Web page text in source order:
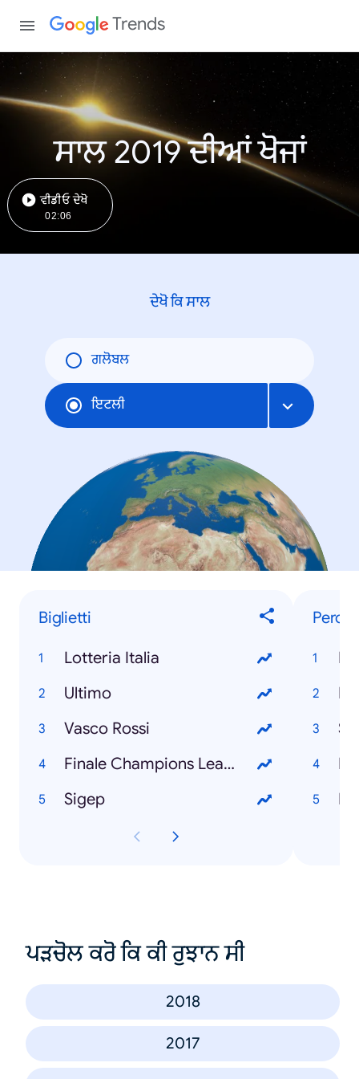
Trends
ਸਾਲ 2019 ਦੀਆਂ ਖੋਜਾਂ
ਵੀਡੀਓ ਦੇਖੋ
02:06
ਦੇਖੋ ਕਿ ਸਾਲ
ਗਲੋਬਲ
ਇਟਲੀ
Biglietti
Lotteria Italia
Ultimo
Vasco Rossi
Finale Champions League
Sigep
È
Si
ਪੜਚੋਲ ਕਰੋ ਕਿ ਕੀ ਰੁਝਾਨ ਸੀ
2018
2017